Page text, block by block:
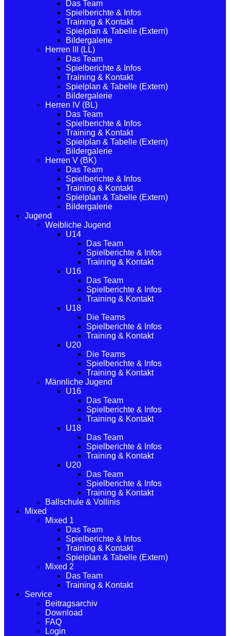
Das Team
Spielberichte & Infos
Training & Kontakt
Spielplan & Tabelle (Extern)
Bildergalerie
Herren III (LL)
Das Team
Spielberichte & Infos
Training & Kontakt
Spielplan & Tabelle (Extern)
Bildergalerie
Herren IV (BL)
Das Team
Spielberichte & Infos
Training & Kontakt
Spielplan & Tabelle (Extern)
Bildergalerie
Herren V (BK)
Das Team
Spielberichte & Infos
Training & Kontakt
Spielplan & Tabelle (Extern)
Bildergalerie
Jugend
Weibliche Jugend
U14
Das Team
Spielberichte & Infos
Training & Kontakt
U16
Das Team
Spielberichte & Infos
Training & Kontakt
U18
Die Teams
Spielberichte & Infos
Training & Kontakt
U20
Die Teams
Spielberichte & Infos
Training & Kontakt
Männliche Jugend
U16
Das Team
Spielberichte & Infos
Training & Kontakt
U18
Das Team
Spielberichte & Infos
Training & Kontakt
U20
Das Team
Spielberichte & Infos
Training & Kontakt
Ballschule & Vollinis
Mixed
Mixed 1
Das Team
Spielberichte & Infos
Training & Kontakt
Spielplan & Tabelle (Extern)
Mixed 2
Das Team
Training & Kontakt
Service
Beitragsarchiv
Download
FAQ
Login